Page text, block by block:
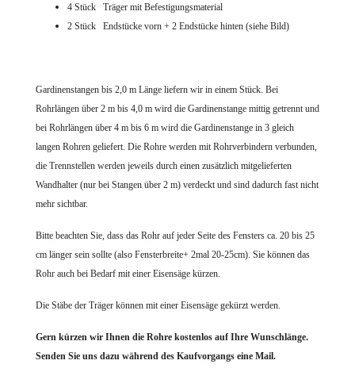
4 Stück Träger mit Befestigungsmaterial
2 Stück Endstücke vorn + 2 Endstücke hinten (siehe Bild)
Gardinenstangen bis 2,0 m Länge liefern wir in einem Stück. Bei
Rohrlängen über 2 m bis 4,0 m wird die Gardinenstange mittig getrennt und
bei Rohrlängen über 4 m bis 6 m wird die Gardinenstange in 3 gleich
langen Rohren geliefert. Die Rohre werden mit Rohrverbindern verbunden,
die Trennstellen werden jeweils durch einen zusätzlich mitgelieferten
Wandhalter (nur bei Stangen über 2 m) verdeckt und sind dadurch fast nicht
mehr sichtbar.
Bitte beachten Sie, dass das Rohr auf jeder Seite des Fensters ca. 20 bis 25
cm länger sein sollte (also Fensterbreite+ 2mal 20-25cm). Sie können das
Rohr auch bei Bedarf mit einer Eisensäge kürzen.
Die Stäbe der Träger können mit einer Eisensäge gekürzt werden.
Gern kürzen wir Ihnen die Rohre kostenlos auf Ihre Wunschlänge.
Senden Sie uns dazu während des Kaufvorgangs eine Mail.